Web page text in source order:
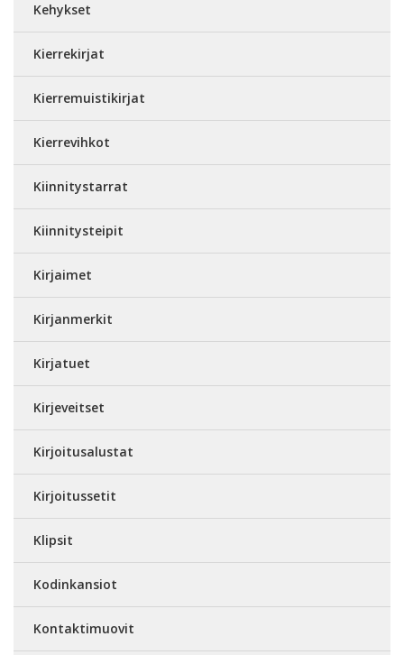
Kehykset
Kierrekirjat
Kierremuistikirjat
Kierrevihkot
Kiinnitystarrat
Kiinnitysteipit
Kirjaimet
Kirjanmerkit
Kirjatuet
Kirjeveitset
Kirjoitusalustat
Kirjoitussetit
Klipsit
Kodinkansiot
Kontaktimuovit